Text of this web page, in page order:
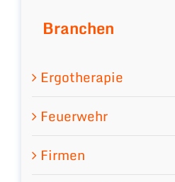
Branchen
Ergotherapie
Feuerwehr
Firmen